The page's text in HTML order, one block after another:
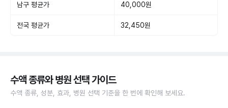
남구 평균가 40,000원
전국 평균가 32,450원
수액 종류와 병원 선택 가이드
수액 종류, 성분, 효과, 병원 선택 기준을 한 번에 확인해 보세요.